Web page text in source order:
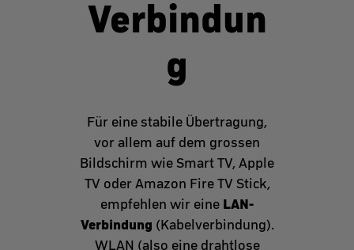
Verbindun
g
Für eine stabile Übertragung,
vor allem auf dem grossen
Bildschirm wie Smart TV, Apple
TV oder Amazon Fire TV Stick,
empfehlen wir eine LAN-
Verbindung (Kabelverbindung).
WLAN (also eine drahtlose